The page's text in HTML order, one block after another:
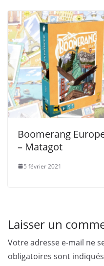
Boomerang
– Matagot
5 février 2021
Laisser un
Votre adresse e-mail ne
obligatoires sont